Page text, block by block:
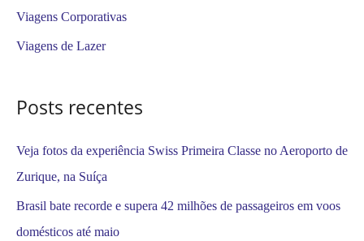
p
Viagens Corporativas
Viagens de Lazer
Posts recentes
Veja fotos da experiência Swiss Primeira Classe no Aeroporto de
Zurique, na Suíça
Brasil bate recorde e supera 42 milhões de passageiros em voos
domésticos até maio